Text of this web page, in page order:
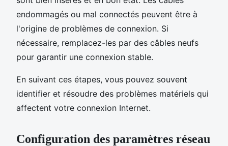
endommagés ou mal connectés peuvent être à
l'origine de problèmes de connexion. Si
nécessaire, remplacez-les par des câbles neufs
pour garantir une connexion stable.
En suivant ces étapes, vous pouvez souvent
identifier et résoudre des problèmes matériels qui
affectent votre connexion Internet.
Configuration des paramètres réseau